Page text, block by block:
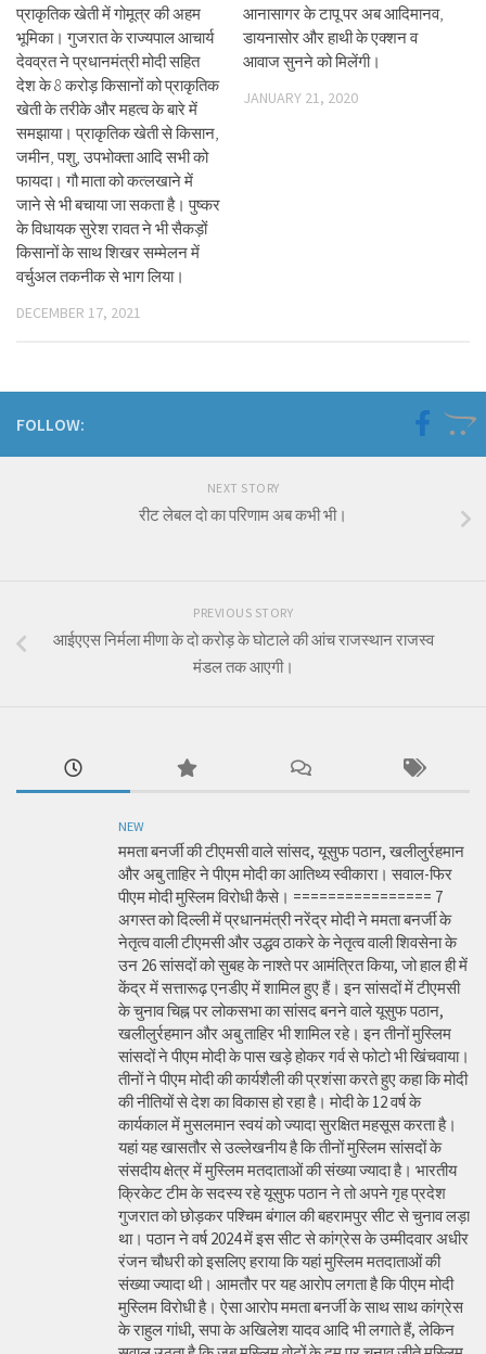
प्राकृतिक खेती में गोमूत्र की अहम
भूमिका। गुजरात के राज्यपाल आचार्य
देवव्रत ने प्रधानमंत्री मोदी सहित
देश के 8 करोड़ किसानों को प्राकृतिक
खेती के तरीके और महत्व के बारे में
समझाया। प्राकृतिक खेती से किसान,
जमीन, पशु, उपभोक्ता आदि सभी को
फायदा। गौ माता को कत्लखाने में
जाने से भी बचाया जा सकता है। पुष्कर
के विधायक सुरेश रावत ने भी सैकड़ों
किसानों के साथ शिखर सम्मेलन में
वर्चुअल तकनीक से भाग लिया।
DECEMBER 17, 2021
आनासागर के टापू पर अब आदिमानव,
डायनासोर और हाथी के एक्शन व
आवाज सुनने को मिलेंगी।
JANUARY 21, 2020
FOLLOW:
NEXT STORY
रीट लेबल दो का परिणाम अब कभी भी।
PREVIOUS STORY
आईएएस निर्मला मीणा के दो करोड़ के घोटाले की आंच राजस्थान राजस्व
मंडल तक आएगी।
NEW
ममता बनर्जी की टीएमसी वाले सांसद, यूसुफ पठान, खलीलुर्रहमान
और अबु ताहिर ने पीएम मोदी का आतिथ्य स्वीकारा। सवाल-फिर
पीएम मोदी मुस्लिम विरोधी कैसे। ================ 7
अगस्त को दिल्ली में प्रधानमंत्री नरेंद्र मोदी ने ममता बनर्जी के
नेतृत्व वाली टीएमसी और उद्धव ठाकरे के नेतृत्व वाली शिवसेना के
उन 26 सांसदों को सुबह के नाश्ते पर आमंत्रित किया, जो हाल ही में
केंद्र में सत्तारूढ़ एनडीए में शामिल हुए हैं। इन सांसदों में टीएमसी
के चुनाव चिह्न पर लोकसभा का सांसद बनने वाले यूसुफ पठान,
खलीलुर्रहमान और अबु ताहिर भी शामिल रहे। इन तीनों मुस्लिम
सांसदों ने पीएम मोदी के पास खड़े होकर गर्व से फोटो भी खिंचवाया।
तीनों ने पीएम मोदी की कार्यशैली की प्रशंसा करते हुए कहा कि मोदी
की नीतियों से देश का विकास हो रहा है। मोदी के 12 वर्ष के
कार्यकाल में मुसलमान स्वयं को ज्यादा सुरक्षित महसूस करता है।
यहां यह खासतौर से उल्लेखनीय है कि तीनों मुस्लिम सांसदों के
संसदीय क्षेत्र में मुस्लिम मतदाताओं की संख्या ज्यादा है। भारतीय
क्रिकेट टीम के सदस्य रहे यूसुफ पठान ने तो अपने गृह प्रदेश
गुजरात को छोड़कर पश्चिम बंगाल की बहरामपुर सीट से चुनाव लड़ा
था। पठान ने वर्ष 2024 में इस सीट से कांग्रेस के उम्मीदवार अधीर
रंजन चौधरी को इसलिए हराया कि यहां मुस्लिम मतदाताओं की
संख्या ज्यादा थी। आमतौर पर यह आरोप लगता है कि पीएम मोदी
मुस्लिम विरोधी है। ऐसा आरोप ममता बनर्जी के साथ साथ कांग्रेस
के राहुल गांधी, सपा के अखिलेश यादव आदि भी लगाते हैं, लेकिन